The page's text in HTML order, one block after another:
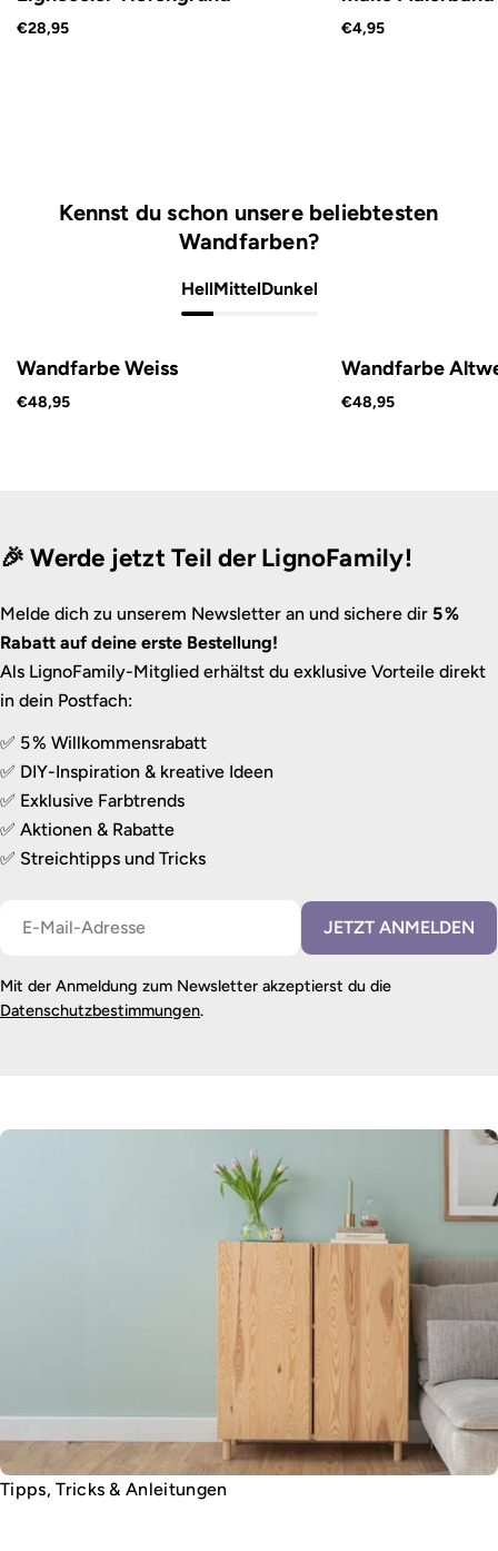
€28,95 €4,95
Kennst du schon unsere beliebtesten
Wandfarben?
HellMittelDunkel
Wandfarbe Weiss
€48,95
Wandfarbe
€48,95
🎉 Werde jetzt Teil der LignoFamily!
Melde dich zu unserem Newsletter an und sichere dir 5 %
Rabatt auf deine erste Bestellung!
Als LignoFamily-Mitglied erhältst du exklusive Vorteile direkt
in dein Postfach:
✅ 5 % Willkommensrabatt
✅ DIY-Inspiration & kreative Ideen
✅ Exklusive Farbtrends
✅ Aktionen & Rabatte
✅ Streichtipps und Tricks
JETZT ANMELDEN
Mit der Anmeldung zum Newsletter akzeptierst du die
Datenschutzbestimmungen.
Tipps, Tricks & Anleitungen